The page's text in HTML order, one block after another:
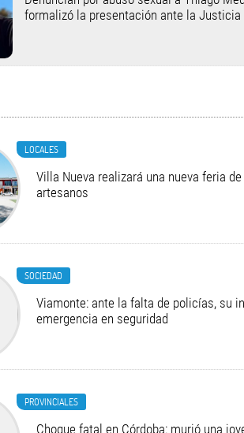
formalizó la presentación ante la Justicia
LOCALES
Villa Nueva realizará una nueva feria
artesanos
SOCIEDAD
Viamonte: ante la falta de policías, su
emergencia en seguridad
PROVINCIALES
Choque fatal en Córdoba: murió una